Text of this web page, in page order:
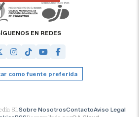
EN REDES
como fuente preferida
SLSobre NosotrosContactoAviso Legal